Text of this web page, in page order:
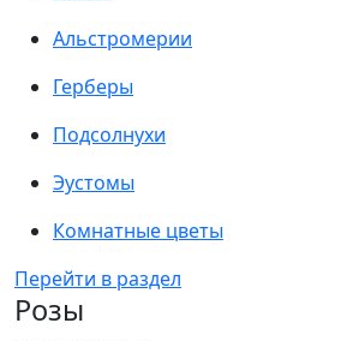
Альстромерии
Герберы
Подсолнухи
Эустомы
Комнатные цветы
Перейти в раздел
Розы